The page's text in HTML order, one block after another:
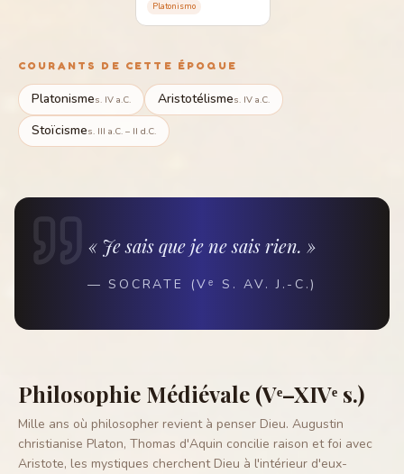
Platonismo
COURANTS DE CETTE ÉPOQUE
Platonismes. IV a.C. Aristotélismes. IV a.C.
Stoïcismes. III a.C. – II d.C.
« Je sais que je ne sais rien. »
—SOCRATE (Vᵉ S. AV. J.-C.)
Philosophie Médiévale (Vᵉ–XIVᵉ s.)
Mille ans où philosopher revient à penser Dieu. Augustin
christianise Platon, Thomas d'Aquin concilie raison et foi avec
Aristote, les mystiques cherchent Dieu à l'intérieur d'eux-